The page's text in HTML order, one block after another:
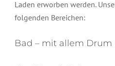
Laden erworben werden.
folgenden Bereichen:
Bad – mit allem Drum